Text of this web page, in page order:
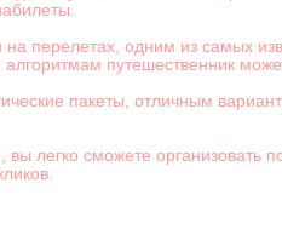
на перелетах, одним из самых
алгоритмам путешественник
пакеты, отличным
вы легко сможете